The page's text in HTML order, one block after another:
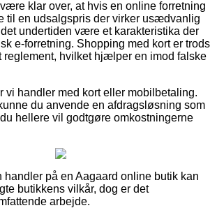
klar over, at hvis en online forretning
til en udsalgspris der virker usædvanlig
undertiden være et karakteristika der
e-forretning. Shopping med kort er trods
reglement, hvilket hjælper en imod falske
vi handler med kort eller mobilbetaling.
du anvende en afdragsløsning som
hellere vil godtgøre omkostningerne
handler på en Aagaard online butik kan
butikkens vilkår, dog er det
arbejde.